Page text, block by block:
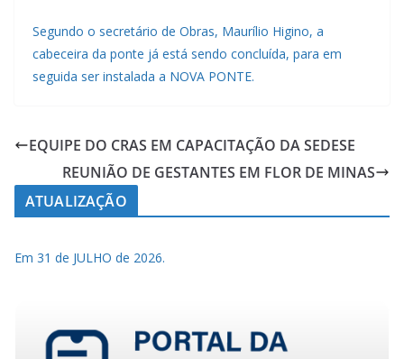
Segundo o secretário de Obras, Maurílio Higino, a
cabeceira da ponte já está sendo concluída, para em
seguida ser instalada a NOVA PONTE.
EQUIPE DO CRAS EM CAPACITAÇÃO DA SEDESE
REUNIÃO DE GESTANTES EM FLOR DE MINAS
ATUALIZAÇÃO
Em 31 de JULHO de 2026.